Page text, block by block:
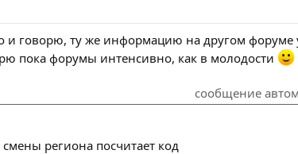
и говорю, ту же информацию на другом форуме
пока форумы интенсивно, как в молодости
сообщение
региона посчитает код